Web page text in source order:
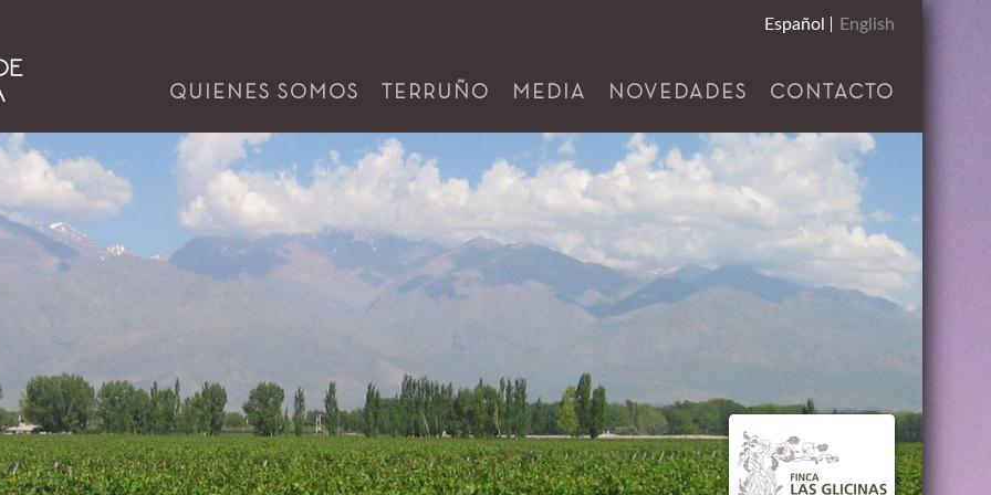
Español English
QUIENES SOMOS TERRUÑO MEDIA NOVEDADES CONTACTO